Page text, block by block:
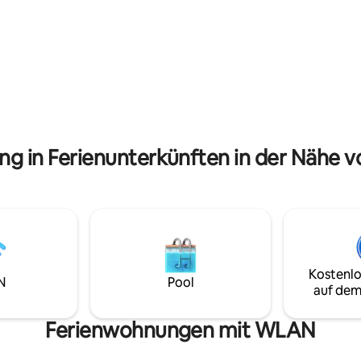
in Ferienunterkünften in der Nähe
Pool
auf
Ferienwohnungen mit WLAN